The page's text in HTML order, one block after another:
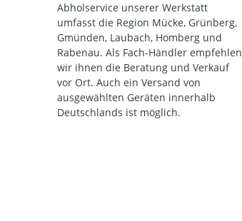
Abholservice unserer Werkstatt
umfasst die Region Mücke, Grünberg,
Gmünden, Laubach, Homberg und
Rabenau. Als Fach-Händler empfehlen
wir ihnen die Beratung und Verkauf
vor Ort. Auch ein Versand von
ausgewählten Geräten innerhalb
Deutschlands ist möglich.